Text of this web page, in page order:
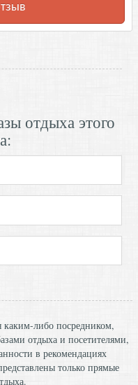
отдыха этого
каким-либо посредником,
отдыха и посетителями,
в рекомендациях
только прямые